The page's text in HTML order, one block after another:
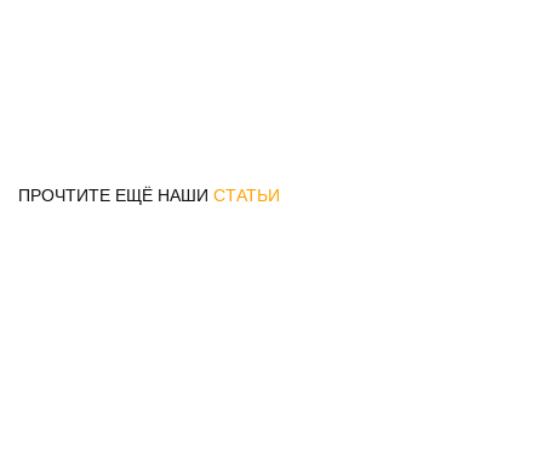
ПРОЧТИТЕ ЕЩЁ НАШИСТАТЬИ